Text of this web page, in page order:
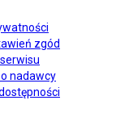
zgód
nadawcy